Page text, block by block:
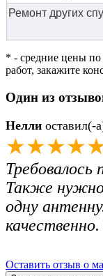
Ремонт других
* - средние цены по
работ, закажите
Один из
Нелли оставил(-
Требовалось
Также
одну
Оставить отзыв о